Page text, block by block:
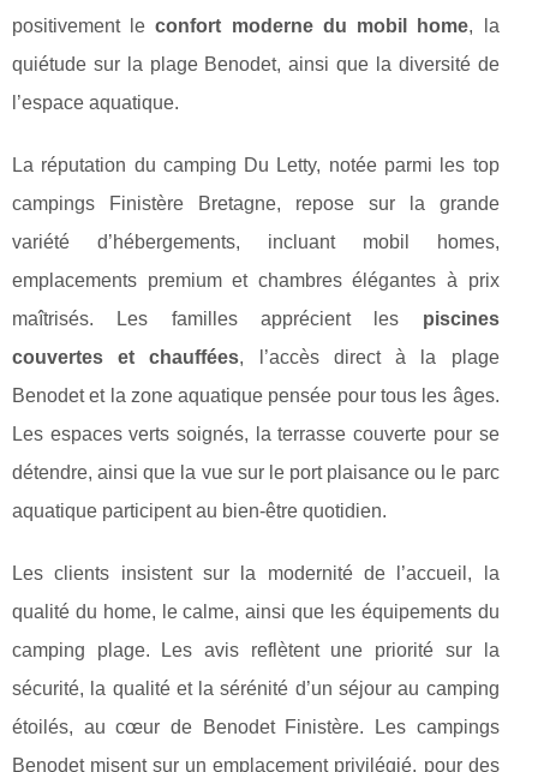
positivement leconfort moderne du mobil home, la
quiétude sur la plage Benodet, ainsi que la diversité de
l’espace aquatique.
La réputation du camping Du Letty, notée parmi les top
campings Finistère Bretagne, repose sur la grande
variété d’hébergements, incluant mobil homes,
emplacements premium et chambres élégantes à prix
maîtrisés. Les familles apprécient les piscines
couvertes et chauffées, l’accès direct à la plage
Benodet et la zone aquatique pensée pour tous les âges.
Les espaces verts soignés, la terrasse couverte pour se
détendre, ainsi que la vue sur le port plaisance ou le parc
aquatique participent au bien-être quotidien.
Les clients insistent sur la modernité de l’accueil, la
qualité du home, le calme, ainsi que les équipements du
camping plage. Les avis reflètent une priorité sur la
sécurité, la qualité et la sérénité d’un séjour au camping
étoilés, au cœur de Benodet Finistère. Les campings
Benodet misent sur un emplacement privilégié, pour des